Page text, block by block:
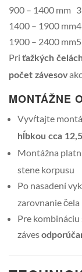
900 – 1400 mm
1400 – 1900 mm
1900 – 2400 mm
Pri ťažkých čelách
počet závesov
MONTÁŽNE
Vyvŕtajte
hĺbkou cca
Montážna
stene korpusu
Po nasadení
zarovnanie čela
Pre kombináciu
záves